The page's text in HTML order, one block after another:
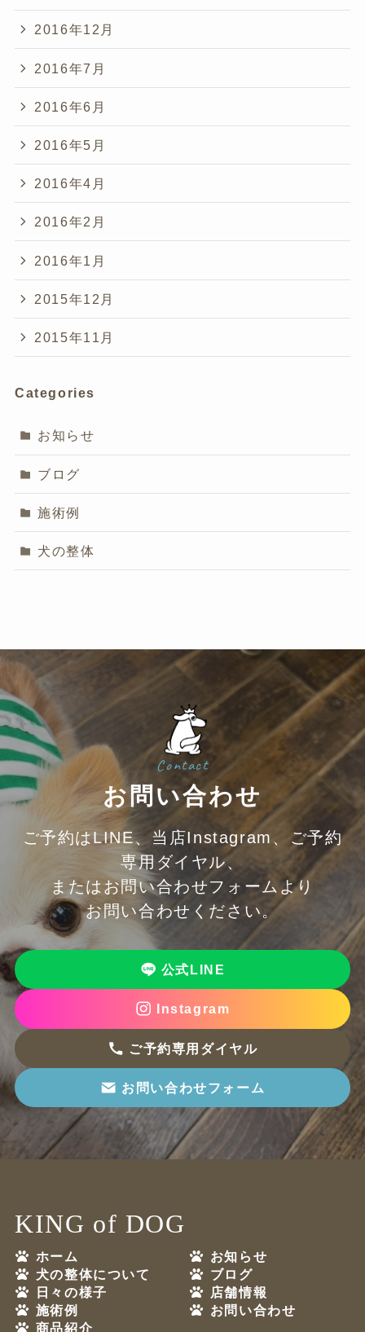
2016年12月
2016年7月
2016年6月
2016年5月
2016年4月
2016年2月
2016年1月
2015年12月
2015年11月
Categories
お知らせ
ブログ
施術例
犬の整体
Contact
お問い合わせ
ご予約はLINE、当店Instagram、ご予約
専用ダイヤル、
またはお問い合わせフォームより
お問い合わせください。
公式LINE
Instagram
ご予約専用ダイヤル
お問い合わせフォーム
KING of DOG
ホーム
犬の整体について
日々の様子
施術例
商品紹介
お知らせ
ブログ
店舗情報
お問い合わせ